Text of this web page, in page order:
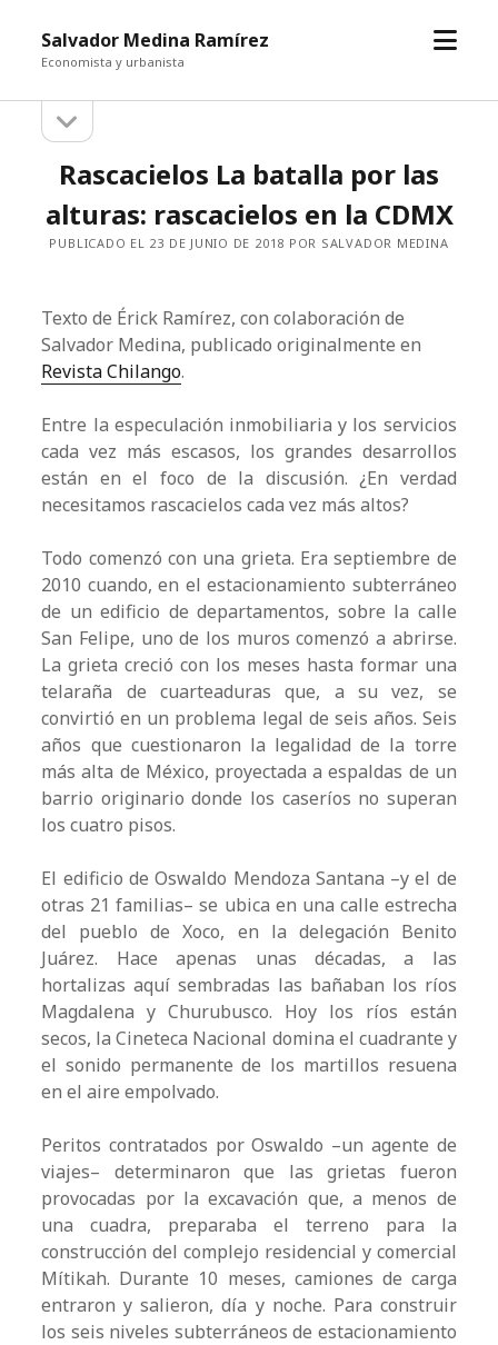
Salvador Medina Ramírez
Economista y urbanista
abrir
Barra
lateral
la
lateral
Rascacielos La batalla por las
alturas: rascacielos en la CDMX
PUBLICADO EL 23 DE JUNIO DE 2018 POR SALVADOR MEDINA
Texto de Érick Ramírez, con colaboración de
Salvador Medina, publicado originalmente en
Revista Chilango.
Entre la especulación inmobiliaria y los servicios
cada vez más escasos, los grandes desarrollos
están en el foco de la discusión. ¿En verdad
necesitamos rascacielos cada vez más altos?
Todo comenzó con una grieta. Era septiembre de
2010 cuando, en el estacionamiento subterráneo
de un edificio de departamentos, sobre la calle
San Felipe, uno de los muros comenzó a abrirse.
La grieta creció con los meses hasta formar una
telaraña de cuarteaduras que, a su vez, se
convirtió en un problema legal de seis años. Seis
años que cuestionaron la legalidad de la torre
más alta de México, proyectada a espaldas de un
barrio originario donde los caseríos no superan
los cuatro pisos.
El edificio de Oswaldo Mendoza Santana –y el de
otras 21 familias– se ubica en una calle estrecha
del pueblo de Xoco, en la delegación Benito
Juárez. Hace apenas unas décadas, a las
hortalizas aquí sembradas las bañaban los ríos
Magdalena y Churubusco. Hoy los ríos están
secos, la Cineteca Nacional domina el cuadrante y
el sonido permanente de los martillos resuena
en el aire empolvado.
Peritos contratados por Oswaldo –un agente de
viajes– determinaron que las grietas fueron
provocadas por la excavación que, a menos de
una cuadra, preparaba el terreno para la
construcción del complejo residencial y comercial
Mítikah. Durante 10 meses, camiones de carga
entraron y salieron, día y noche. Para construir
los seis niveles subterráneos de estacionamiento